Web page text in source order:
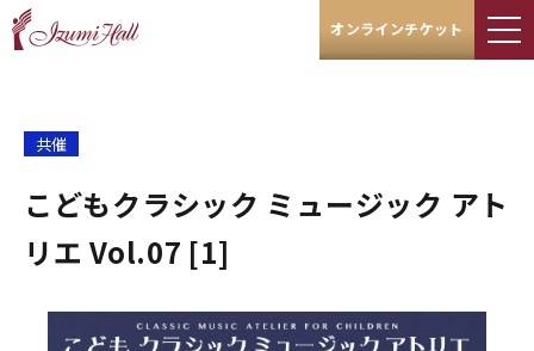
オンラインチケット
共催
こどもクラシック ミュージック アト
リエ Vol.07 [1]